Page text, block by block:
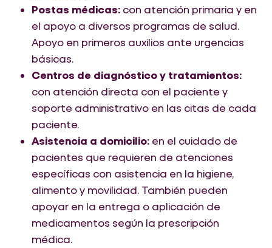
Postas médicas: con atención primaria y en
el apoyo a diversos programas de salud.
Apoyo en primeros auxilios ante urgencias
básicas.
Centros de diagnóstico y tratamientos:
con atención directa con el paciente y
soporte administrativo en las citas de cada
paciente.
Asistencia a domicilio: en el cuidado de
pacientes que requieren de atenciones
específicas con asistencia en la higiene,
alimento y movilidad. También pueden
apoyar en la entrega o aplicación de
medicamentos según la prescripción
médica.